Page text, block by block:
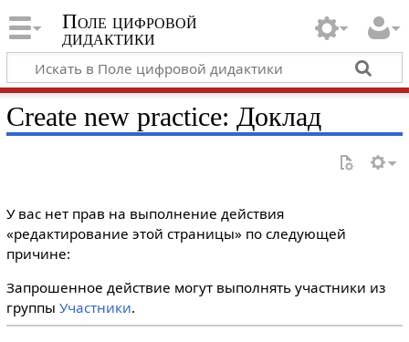
Поле цифровой
дидактики
Create new practice: Доклад
У вас нет прав на выполнение действия
«редактирование этой страницы» по следующей
причине:
Запрошенное действие могут выполнять участники из
группы Участники.